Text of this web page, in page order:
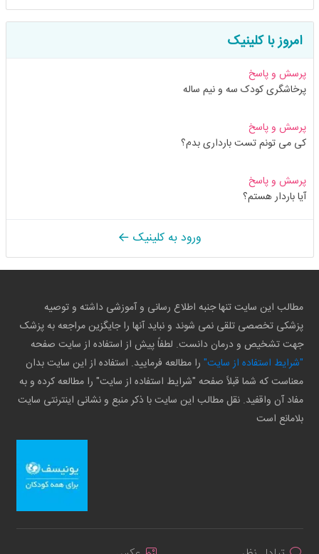
امروز با کلینیک
پرسش و پاسخ
پرخاشگری کودک سه و نیم ساله
پرسش و پاسخ
کی می تونم تست بارداری بدم؟
پرسش و پاسخ
آیا باردار هستم؟
ورود به کلینیک
مطالب این سایت تنها جنبه اطلاع رسانی و آموزشی داشته و توصیه
پزشکی تخصصی تلقی نمی شوند و نباید آنها را جایگزین مراجعه به پزشک
جهت تشخیص و درمان دانست. لطفاً پیش از استفاده از سایت صفحه
"شرایط استفاده از سایت" را مطالعه فرمایید. استفاده از این سایت بدان
معناست که شما قبلاً صفحه "شرایط استفاده از سایت" را مطالعه کرده و به
مفاد آن واقفید. نقل مطالب این سایت با ذکر منبع و نشانی اینترنتی سایت
بلامانع است